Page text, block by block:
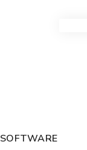
SOFTWARE